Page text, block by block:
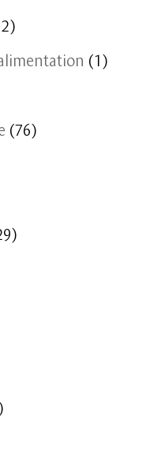
(1)
(76)